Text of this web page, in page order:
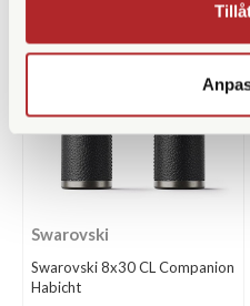
Swarovski
Swarovski 8x30 CL Companion
Habicht